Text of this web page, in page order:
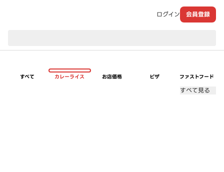
ログイン 会員登録
すべて カレーライス お店価格 ピザ ファストフード
すべて見る